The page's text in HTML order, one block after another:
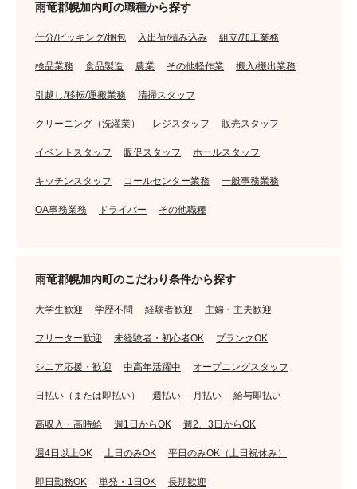
雨竜郡幌加内町の職種から探す
仕分/ピッキング/梱包 入出荷/積み込み 組立/加工業務
検品業務 食品製造 農業 その他軽作業 搬入/搬出業務
引越し/移転/運搬業務 清掃スタッフ
クリーニング（洗濯業） レジスタッフ 販売スタッフ
イベントスタッフ 販促スタッフ ホールスタッフ
キッチンスタッフ コールセンター業務 一般事務業務
OA事務業務 ドライバー その他職種
雨竜郡幌加内町のこだわり条件から探す
大学生歓迎 学歴不問 経験者歓迎 主婦・主夫歓迎
フリーター歓迎 未経験者・初心者OK ブランクOK
シニア応援・歓迎 中高年活躍中 オープニングスタッフ
日払い（または即払い） 週払い 月払い 給与即払い
高収入・高時給 週1日からOK 週2、3日からOK
週4日以上OK 土日のみOK 平日のみOK（土日祝休み）
即日勤務OK 単発・1日OK 長期歓迎